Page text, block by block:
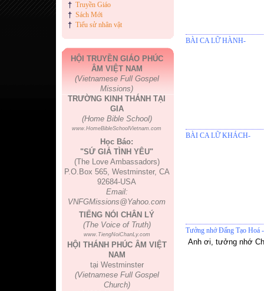
† Truyền Giáo
† Sách Mới
† Tiểu sử nhân vật
HỘI TRUYỀN GIÁO PHÚC
ÂM VIỆT NAM
(Vietnamese Full Gospel
Missions)
TRƯỜNG KINH THÁNH TẠI
GIA
(Home Bible School)
www.HomeBibleSchoolVietnam.com
Học Báo:
"SỨ GIẢ TÌNH YÊU"
(The Love Ambassadors)
P.O.Box 565, Westminster, CA
92684-USA
Email:
VNFGMissions@Yahoo.com
TIẾNG NÓI CHÂN LÝ
(The Voice of Truth)
www.TiengNoiChanLy.com
HỘI THÁNH PHÚC ÂM VIỆT
NAM
tại Westminster
(Vietnamese Full Gospel
Church)
BÀI CA LỮ HÀNH-
BÀI CA LỮ KHÁCH-
Tưởng nhớ Đấng Tạo Hoá -
Anh ơi, tưởng nhớ